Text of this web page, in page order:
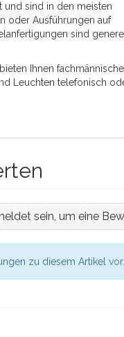
und sind in den meisten
oder Ausführungen auf
sind generell
Ihnen fachmännische
Leuchten telefonisch
sein, um eine
zu diesem Artikel vor.